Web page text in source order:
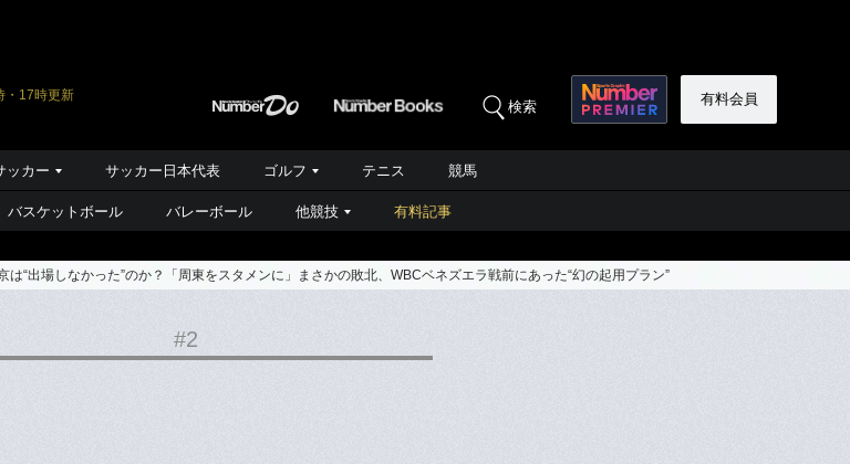
・17時更新
検索 有料会員
ッカー サッカー日本代表 ゴルフ テニス 競馬
バスケットボール バレーボール 他競技 有料記事
“出場しなかった”のか？「周東をスタメンに」まさかの敗北、WBCベネズエラ戦前にあった“幻の起用プラン”
#2